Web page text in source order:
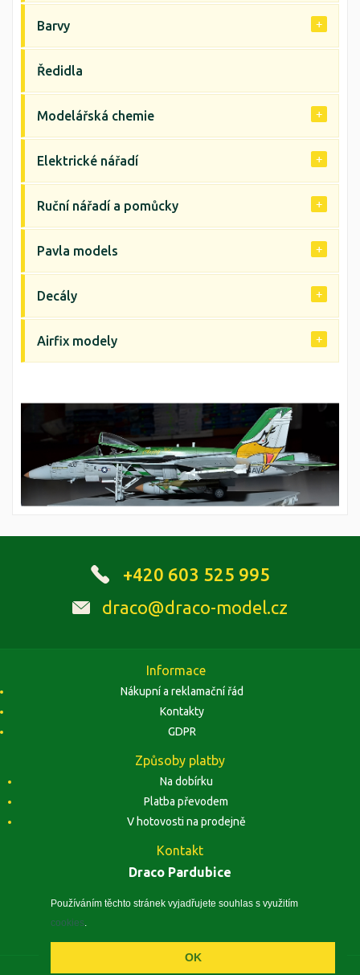
Používáním těchto stránek vyjadřujete souhlas s využitím
cookies
OK
Barvy
Ředidla
Modelářská chemie
Elektrické nářadí
Ruční nářadí a pomůcky
Pavla models
Decály
Airfix modely
+420 603 525 995
draco@draco-model.cz
Informace
Nákupní a reklamační řád
Kontakty
GDPR
Způsoby platby
Na dobírku
Platba převodem
V hotovosti na prodejně
Kontakt
Draco Pardubice
Zobrazit na mapě